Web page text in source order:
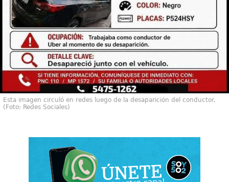
Esta imagen circuló en redes luego de la desaparición del conductor.
(Foto: Redes Sociales)